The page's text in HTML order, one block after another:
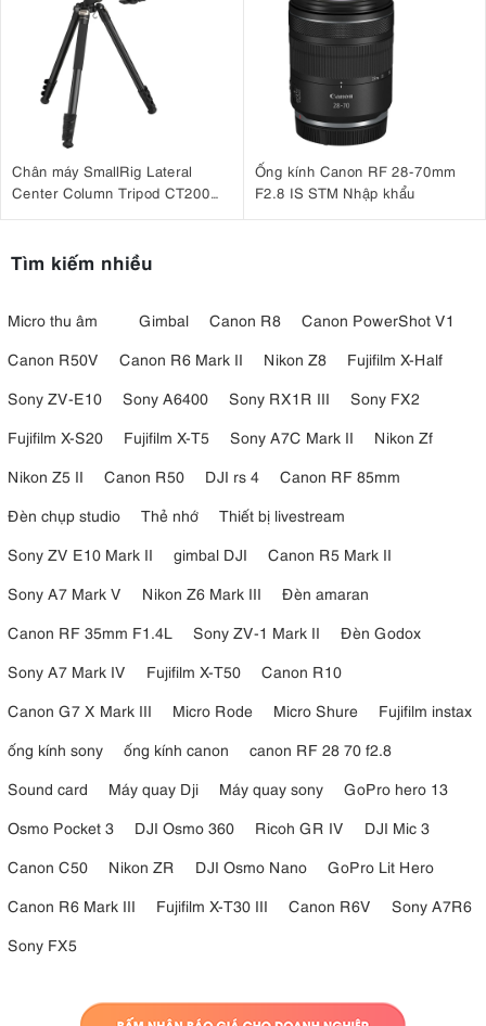
Chân máy SmallRig Lateral
Center Column Tripod CT200
Ống kính Canon RF 28-70mm
F2.8 IS STM Nhập khẩu
Tìm kiếm nhiều
Micro thu âm Gimbal Canon R8
Canon PowerShot V1
Canon R50V
Canon R6 Mark II Nikon Z8
Fujifilm X-Half
Sony ZV-E10
Sony A6400 Sony RX1R III
Sony FX2
Fujifilm X-S20
Fujifilm X-T5 Sony A7C Mark II
Nikon Zf
Nikon Z5 II
Canon R50 DJI rs 4
Canon RF 85mm
Đèn chụp studio
Thẻ nhớ
Thiết bị livestream
Sony ZV E10 Mark II
gimbal DJI
Canon R5 Mark II
Sony A7 Mark V
Nikon Z6 Mark III
Đèn amaran
Canon RF 35mm F1.4L
Sony ZV-1 Mark II
Đèn Godox
Sony A7 Mark IV
Fujifilm X-T50
Canon R10
Canon G7 X Mark III
Micro Rode Micro Shure
Fujifilm instax
ống kính sony
ống kính canon
canon RF 28 70 f2.8
Sound card
Máy quay Dji Máy quay sony
GoPro hero 13
Osmo Pocket 3
DJI Osmo 360 Ricoh GR IV
DJI Mic 3
Canon C50
Nikon ZR DJI Osmo Nano
GoPro Lit Hero
Canon R6 Mark III
Fujifilm X-T30 III Canon R6V
Sony A7R6
Sony FX5